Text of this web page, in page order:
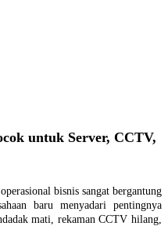
untuk Server, CCTV,
bisnis sangat bergantung
baru menyadari pentingnya
mati, rekaman CCTV hilang,